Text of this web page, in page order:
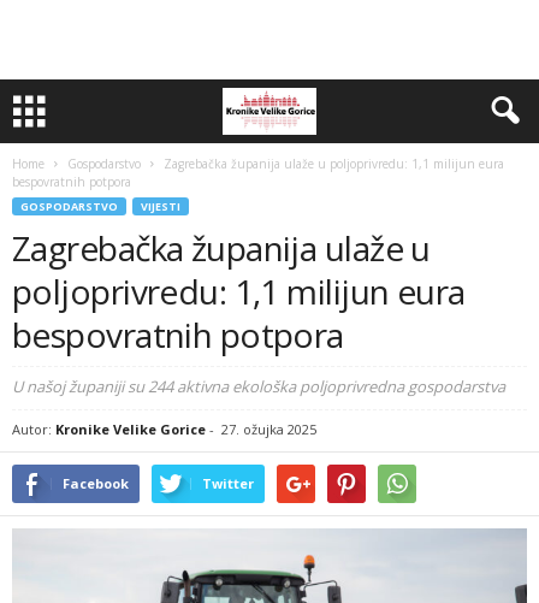
Home Gospodarstvo
Zagrebačka županija ulaže u poljoprivredu: 1,1 milijun eura
bespovratnih potpora
GOSPODARSTVO VIJESTI
Zagrebačka županija ulaže u
poljoprivredu: 1,1 milijun eura
bespovratnih potpora
U našoj županiji su 244 aktivna ekološka poljoprivredna gospodarstva
Autor: Kronike Velike Gorice - 27. ožujka 2025
Facebook Twitter